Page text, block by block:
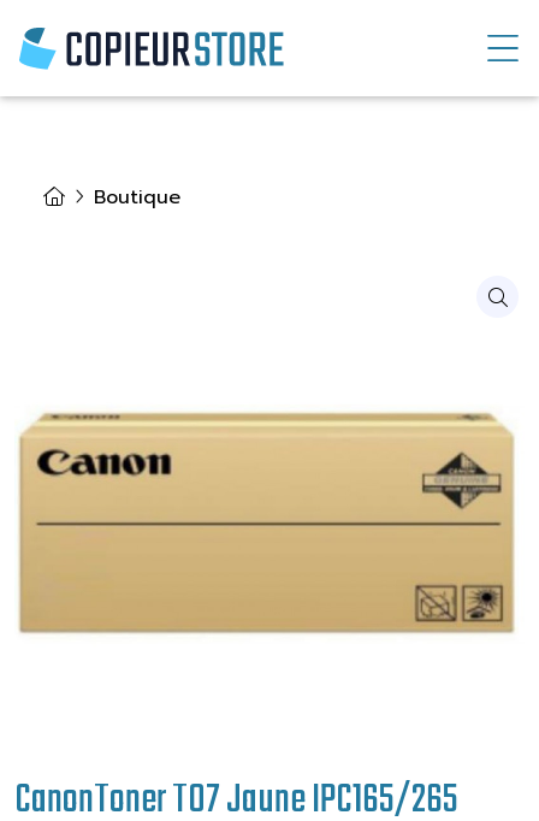
Boutique
CanonToner T07 Jaune IPC165/265